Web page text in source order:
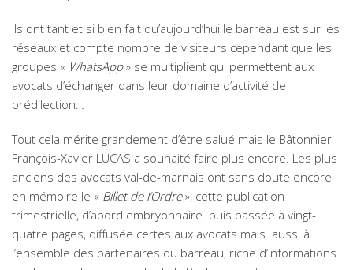
Ils ont tant et si bien fait qu’aujourd’hui le barreau est sur les
réseaux et compte nombre de visiteurs cependant que les
groupes « WhatsApp» se multiplient qui permettent aux
avocats d’échanger dans leur domaine d’activité de
prédilection…
Tout cela mérite grandement d’être salué mais le Bâtonnier
François-Xavier LUCAS a souhaité faire plus encore. Les plus
anciens des avocats val-de-marnais ont sans doute encore
en mémoire le « Billet de l’Ordre», cette publication
trimestrielle, d’abord embryonnaire puis passée à vingt-
quatre pages, diffusée certes aux avocats mais aussi à
l’ensemble des partenaires du barreau, riche d’informations